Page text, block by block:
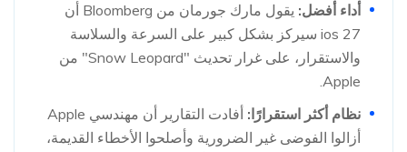
أداء أفضل:
يقول مارك جورمان من Bloomberg أن
ios 27 سيركز بشكل كبير على السرعة والسلاسة
والاستقرار، على غرار تحديث "Snow Leopard" من
Apple.
نظام أكثر استقرارًا:
أفادت التقارير أن مهندسي Apple
أزالوا الفوضى غير الضرورية وأصلحوا الأخطاء القديمة،